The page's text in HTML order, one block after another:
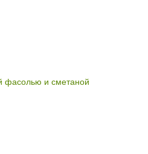
фасолью и сметаной